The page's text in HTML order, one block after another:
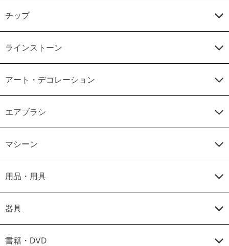
チップ
ラインストーン
アート・デコレーション
エアブラシ
マシーン
用品・用具
器具
書籍・DVD